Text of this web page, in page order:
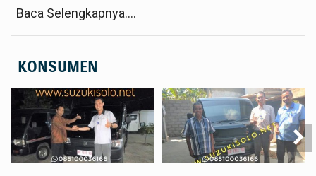
Biaya Perawatan Lebih Terjangkau
Kapasitas Daya Angkut Lebih Besar hingga 1
ton
Banyak Fitur yang Lebih Canggih
Harga Jual Kembali Tinggi
Dimensi Ukuran Keseluruhan:
Tipe Flat Deck: Panjang 4195 mm, Lebar
Baca Selengkapnya....
KONSUMEN